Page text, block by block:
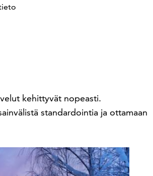
kehittyvät nopeasti.
standardointia ja ottamaan